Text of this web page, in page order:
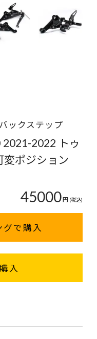
バックステップ
2022 トゥ
変ポジション
45000円 (税込)
で購入
入